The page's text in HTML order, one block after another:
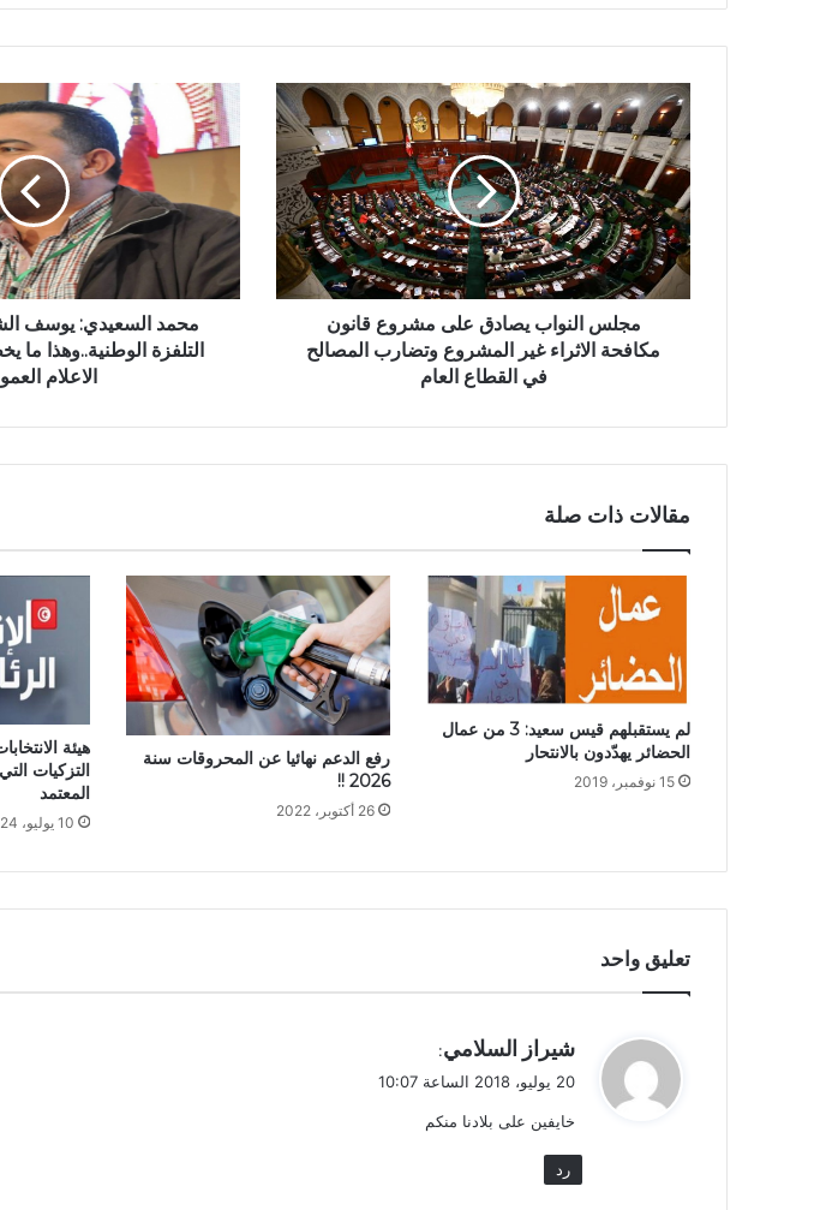
مجلس النواب يصادق على مشروع قانون
مكافحة الاثراء غير المشروع وتضارب المصالح
في القطاع العام
محمد السعيدي: يوسف
التلفزة الوطنية..وهذا
الاعلام
مقالات ذات صلة
لم يستقبلهم قيس سعيد: 3 من عمال
الحضائر يهدّدون بالانتحار
15 نوفمبر، 2019
رفع الدعم نهائيا عن المحروقات سنة
2026 !!
26 أكتوبر، 2022
هيئة
التزكيات
المعتمد
10 يوليو، 2024
تعليق واحد
ي
ل
شيراز السلامي:
20 يوليو، 2018 الساعة 10:07
خايفين على بلادنا منكم
رد